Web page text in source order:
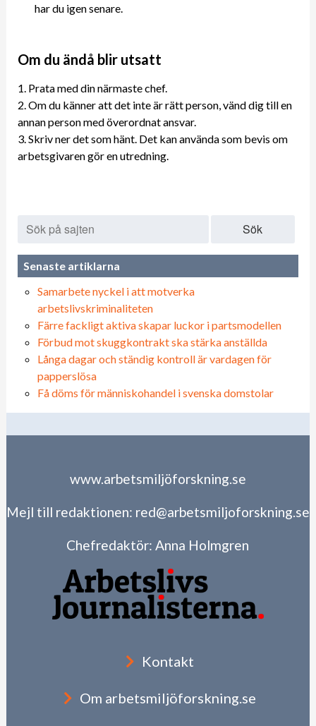
har du igen senare.
Om du ändå blir utsatt
1. Prata med din närmaste chef.
2. Om du känner att det inte är rätt person, vänd dig till en
annan person med överordnat ansvar.
3. Skriv ner det som hänt. Det kan använda som bevis om
arbetsgivaren gör en utredning.
Sök
Senaste artiklarna
Samarbete nyckel i att motverka
arbetslivskriminaliteten
Färre fackligt aktiva skapar luckor i partsmodellen
Förbud mot skuggkontrakt ska stärka anställda
Långa dagar och ständig kontroll är vardagen för
papperslösa
Få döms för människohandel i svenska domstolar
www.arbetsmiljöforskning.se
Mejl till redaktionen: red@arbetsmiljoforskning.se
Chefredaktör:Anna Holmgren
Kontakt
Om arbetsmiljöforskning.se